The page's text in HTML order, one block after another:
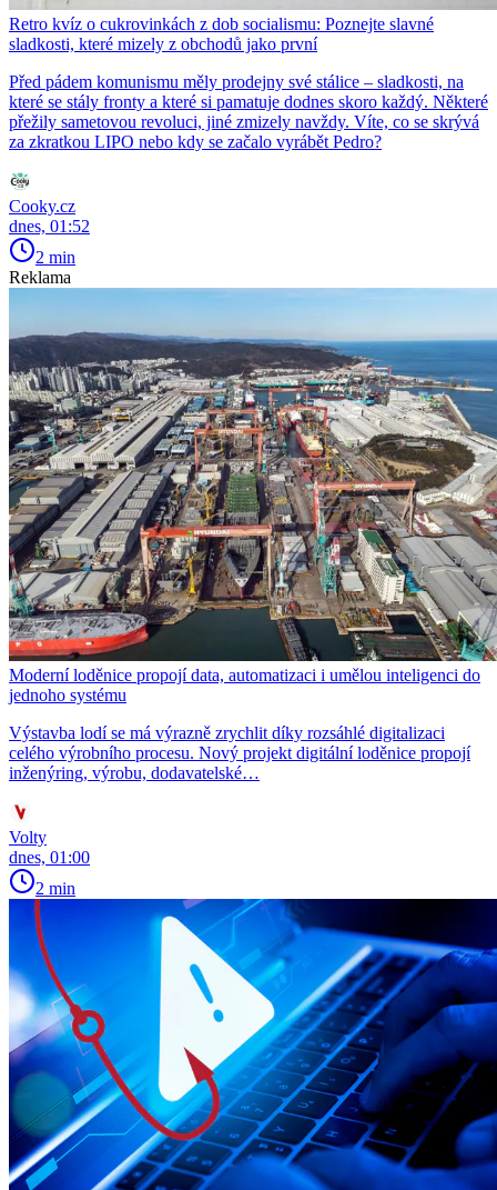
Retro kvíz o cukrovinkách z dob socialismu: Poznejte slavné
sladkosti, které mizely z obchodů jako první
Před pádem komunismu měly prodejny své stálice – sladkosti, na
které se stály fronty a které si pamatuje dodnes skoro každý. Některé
přežily sametovou revoluci, jiné zmizely navždy. Víte, co se skrývá
za zkratkou LIPO nebo kdy se začalo vyrábět Pedro?
Cooky.cz
dnes, 01:52
2 min
Reklama
Moderní loděnice propojí data, automatizaci i umělou inteligenci do
jednoho systému
Výstavba lodí se má výrazně zrychlit díky rozsáhlé digitalizaci
celého výrobního procesu. Nový projekt digitální loděnice propojí
inženýring, výrobu, dodavatelské…
Volty
dnes, 01:00
2 min